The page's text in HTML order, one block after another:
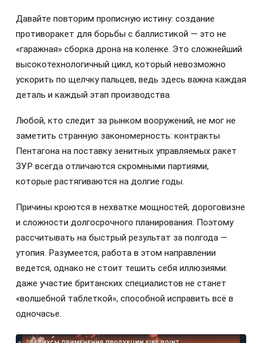
Давайте повторим прописную истину: создание
противоракет для борьбы с баллистикой — это не
«гаражная» сборка дрона на коленке. Это сложнейший
высокотехнологичный цикл, который невозможно
ускорить по щелчку пальцев, ведь здесь важна каждая
деталь и каждый этап производства.
Любой, кто следит за рынком вооружений, не мог не
заметить странную закономерность: контракты
Пентагона на поставку зенитных управляемых ракет
ЗУР всегда отличаются скромными партиями,
которые растягиваются на долгие годы.
Причины кроются в нехватке мощностей, дороговизне
и сложности долгосрочного планирования. Поэтому
рассчитывать на быстрый результат за полгода —
утопия. Разумеется, работа в этом направлении
ведется, однако не стоит тешить себя иллюзиями:
даже участие британских специалистов не станет
«волшебной таблеткой», способной исправить всё в
одночасье.